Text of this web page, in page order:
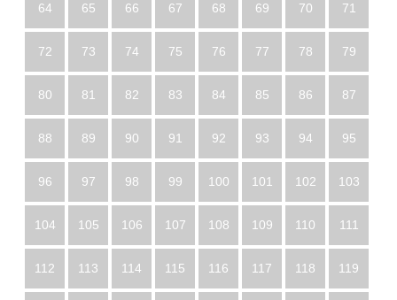
64 65 66 67 68 69 70 71
72 73 74 75 76 77 78 79
80 81 82 83 84 85 86 87
88 89 90 91 92 93 94 95
96 97 98 99 100 101 102 103
104 105 106 107 108 109 110 111
112 113 114 115 116 117 118 119